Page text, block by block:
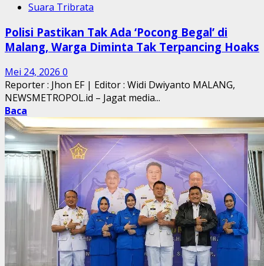
Suara Tribrata
Polisi Pastikan Tak Ada ‘Pocong Begal’ di
Malang, Warga Diminta Tak Terpancing Hoaks
Mei 24, 2026 0
Reporter : Jhon EF | Editor : Widi Dwiyanto MALANG,
NEWSMETROPOL.id – Jagat media...
Baca